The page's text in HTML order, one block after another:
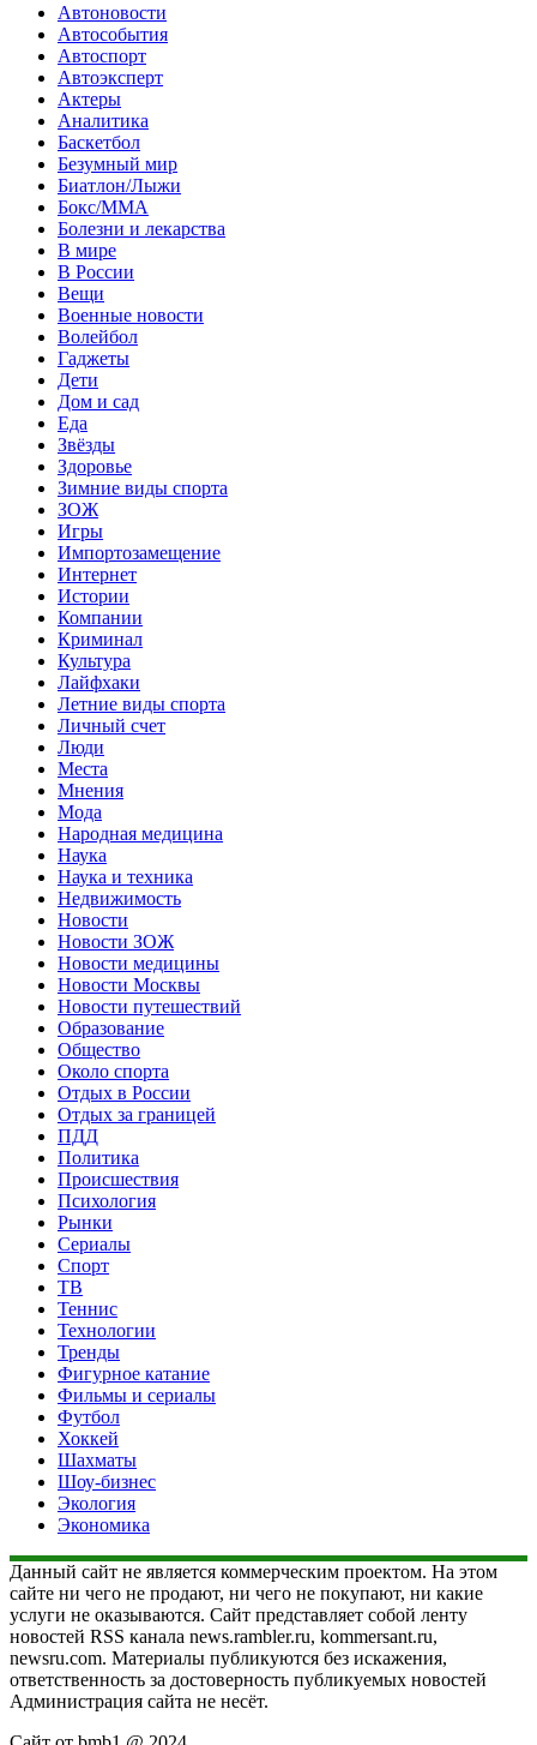
Автоновости
Автособытия
Автоспорт
Автоэксперт
Актеры
Аналитика
Баскетбол
Безумный мир
Биатлон/Лыжи
Бокс/MMA
Болезни и лекарства
В мире
В России
Вещи
Военные новости
Волейбол
Гаджеты
Дети
Дом и сад
Еда
Звёзды
Здоровье
Зимние виды спорта
ЗОЖ
Игры
Импортозамещение
Интернет
Истории
Компании
Криминал
Культура
Лайфхаки
Летние виды спорта
Личный счет
Люди
Места
Мнения
Мода
Народная медицина
Наука
Наука и техника
Недвижимость
Новости
Новости ЗОЖ
Новости медицины
Новости Москвы
Новости путешествий
Образование
Общество
Около спорта
Отдых в России
Отдых за границей
ПДД
Политика
Происшествия
Психология
Рынки
Сериалы
Спорт
ТВ
Теннис
Технологии
Тренды
Фигурное катание
Фильмы и сериалы
Футбол
Хоккей
Шахматы
Шоу-бизнес
Экология
Экономика
Данный сайт не является коммерческим проектом. На этом
сайте ни чего не продают, ни чего не покупают, ни какие
услуги не оказываются. Сайт представляет собой ленту
новостей RSS канала news.rambler.ru, kommersant.ru,
newsru.com. Материалы публикуются без искажения,
ответственность за достоверность публикуемых новостей
Администрация сайта не несёт.